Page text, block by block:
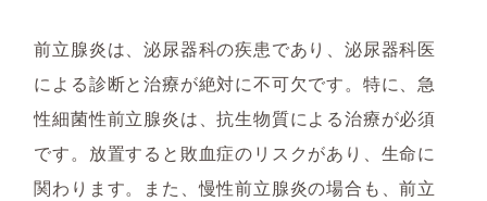
前立腺炎は、泌尿器科の疾患であり、泌尿器科医
による診断と治療が絶対に不可欠です。特に、急
性細菌性前立腺炎は、抗生物質による治療が必須
です。放置すると敗血症のリスクがあり、生命に
関わります。また、慢性前立腺炎の場合も、前立